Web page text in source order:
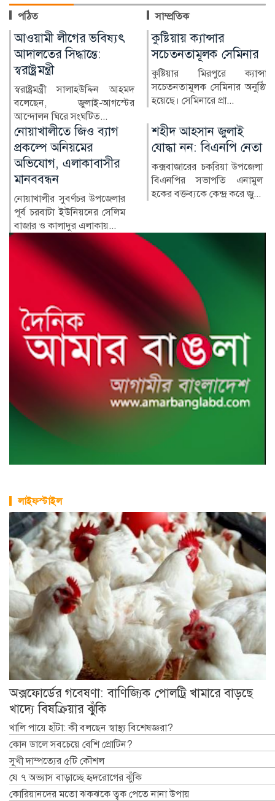
পঠিত সাম্প্রতিক
কুষ্টিয়ায় ক্যান্সার
সচেতনতামূলক সেমিনার
কুষ্টিয়ার মিরপুরে ক্যান্সার
সচেতনতামূলক সেমিনার অনুষ্ঠিত
হয়েছে। সেমিনারে প্রা...
লাখ টাকার ফল-নাস্তা নিয়ে
সাবেক ইউএনওকে ঘিরে
প্রশ্ন
কুষ্টিয়ার মিরপুর উপজেলার সাবেক
নির্বাহী কর্মকর্তা (ইউএনও)
শহীদ আহসান জুলাই
যোদ্ধা নন: বিএনপি নেতা
কক্সবাজারের চকরিয়া উপজেলা
বিএনপির সভাপতি এনামুল
হকের বক্তব্যকে কেন্দ্র করে জু...
হাসিনা দিল্লিতে,
পরিবারের অন্য সদস্যরা
কে কোথায়?
সাবেক প্রধানমন্ত্রী শেখ হাসিনার
সরকারের পতনের পর তাঁর
লাইফস্টাইল
অক্সফোর্ডের গবেষণা: বাণিজ্যিক পোলট্রি খামারে বাড়ছে
খাদ্যে বিষক্রিয়ার ঝুঁকি
খালি পায়ে হাঁটা: কী বলছেন স্বাস্থ্য বিশেষজ্ঞরা?
কোন ডালে সবচেয়ে বেশি প্রোটিন?
সুখী দাম্পত্যের ৫টি কৌশল
যে ৭ অভ্যাস বাড়াচ্ছে হৃদরোগের ঝুঁকি
কোরিয়ানদের মতো ঝকঝকে ত্বক পেতে নানা উপায়